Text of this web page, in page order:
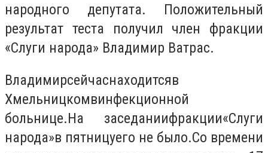
народного депутата. Положительный
результат теста получил член фракции
«Слуги народа» Владимир Ватрас.
Владимирсейчаснаходитсяв
Хмельницкомвинфекционной
больнице.На заседаниифракции«Слуги
народа»в пятницуего не было.Со времени